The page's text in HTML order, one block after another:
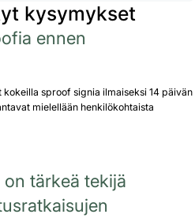
kysymykset
ennen
sproof signia ilmaiseksi 14 päivän
mielellään henkilökohtaista
tärkeä tekijä